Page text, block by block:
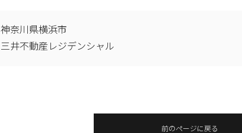
神奈川県横浜市
三井不動産レジデンシャル
前のページに戻る